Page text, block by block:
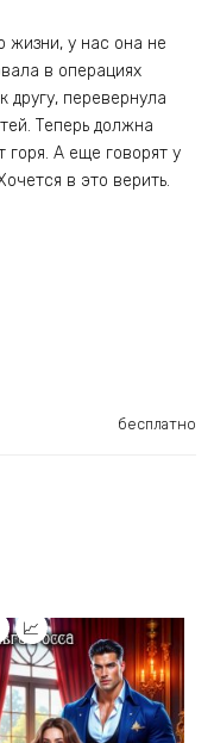
жизни, у нас она не
в операциях
другу, перевернула
Теперь должна
горя. А еще говорят у
в это верить.
бесплатно